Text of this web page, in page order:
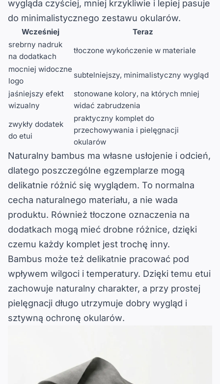
wygląda czyściej, mniej krzykliwie i lepiej pasuje
do minimalistycznego zestawu okularów.
Wcześniej
Teraz
srebrny nadruk
na dodatkach
tłoczone wykończenie w materiale
mocniej widoczne
logo
subtelniejszy, minimalistyczny wygląd
jaśniejszy efekt
wizualny
stonowane kolory, na których mniej
widać zabrudzenia
zwykły dodatek
do etui
praktyczny komplet do
przechowywania i pielęgnacji
okularów
Naturalny bambus ma własne usłojenie i odcień,
dlatego poszczególne egzemplarze mogą
delikatnie różnić się wyglądem. To normalna
cecha naturalnego materiału, a nie wada
produktu. Również tłoczone oznaczenia na
dodatkach mogą mieć drobne różnice, dzięki
czemu każdy komplet jest trochę inny.
Bambus może też delikatnie pracować pod
wpływem wilgoci i temperatury. Dzięki temu etui
zachowuje naturalny charakter, a przy prostej
pielęgnacji długo utrzymuje dobry wygląd i
sztywną ochronę okularów.